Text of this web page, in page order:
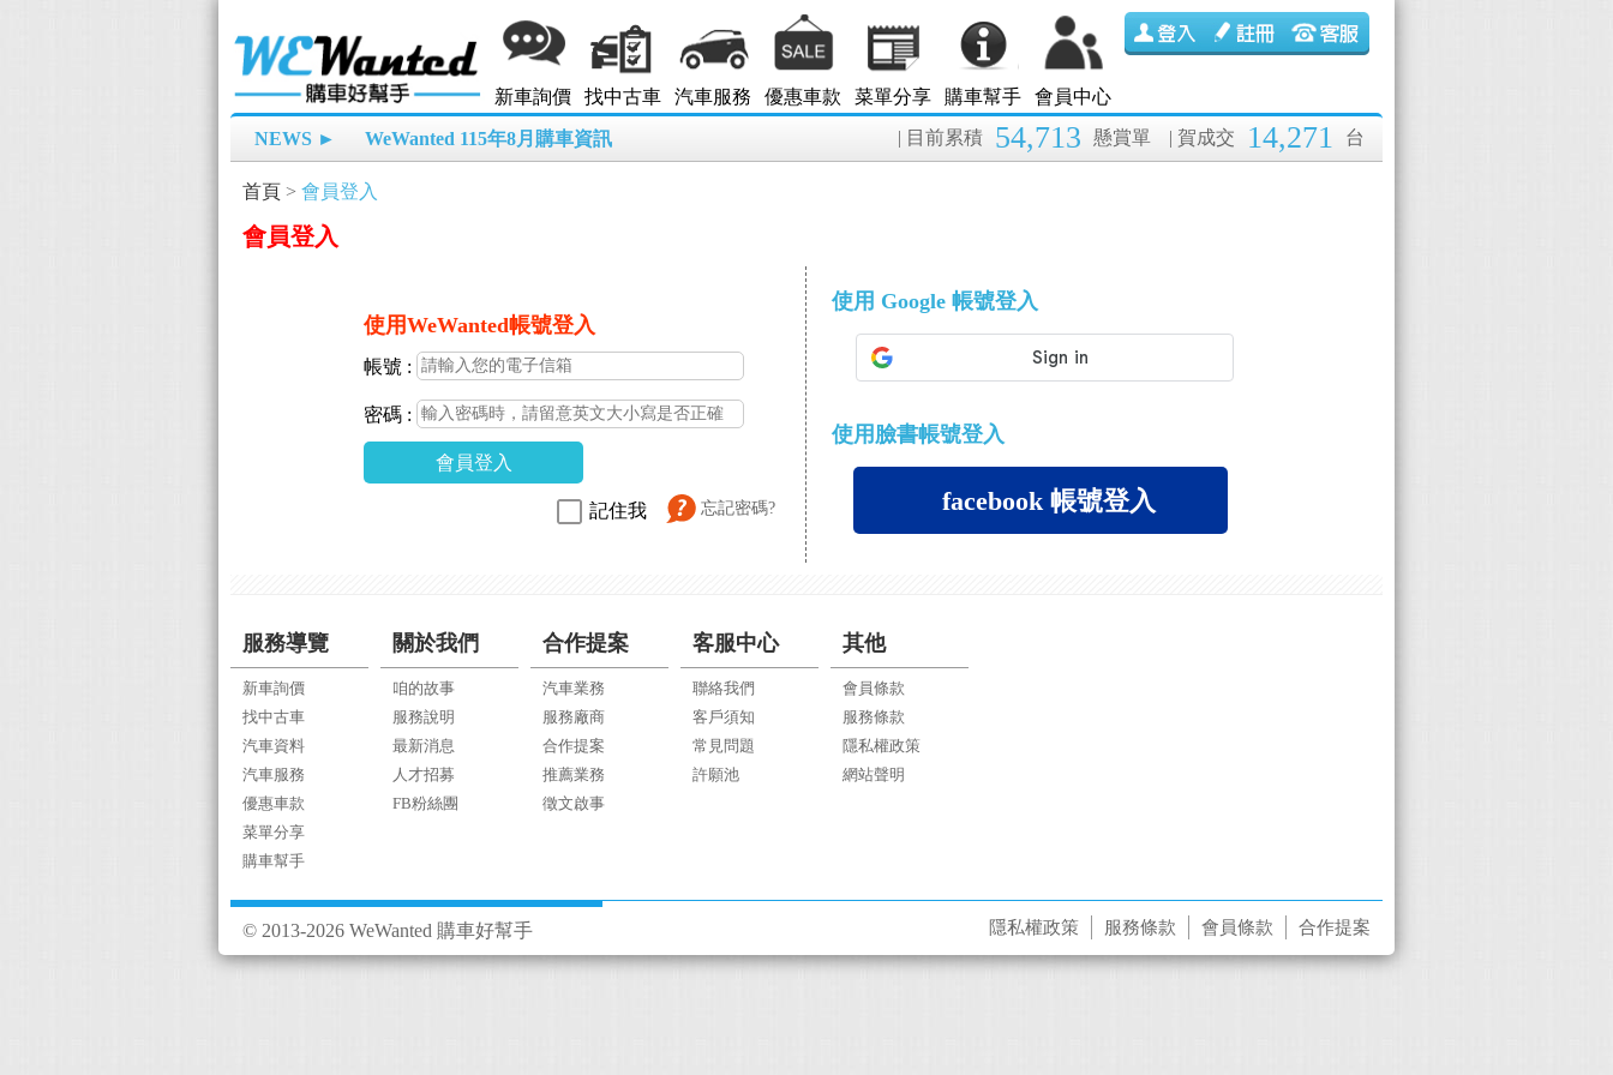
新車詢價 找中古車 汽車服務 優惠車款 菜單分享 購車幫手 會員中心
NEWS ► WeWanted 115年8月購車資訊 | 賀成交 14,271 台
| 目前累積 54,713 懸賞單
首頁 > 會員登入
會員登入
使用WeWanted帳號登入
帳號 :
密碼 :
會員登入
忘記密碼?
記住我
使用 Google 帳號登入
使用臉書帳號登入
facebook 帳號登入
服務導覽
新車詢價
找中古車
汽車資料
汽車服務
優惠車款
菜單分享
購車幫手
關於我們
咱的故事
服務說明
最新消息
人才招募
FB粉絲團
合作提案
汽車業務
服務廠商
合作提案
推薦業務
徵文啟事
客服中心
聯絡我們
客戶須知
常見問題
許願池
其他
會員條款
服務條款
隱私權政策
網站聲明
© 2013-2026 WeWanted 購車好幫手 合作提案
會員條款
服務條款
隱私權政策